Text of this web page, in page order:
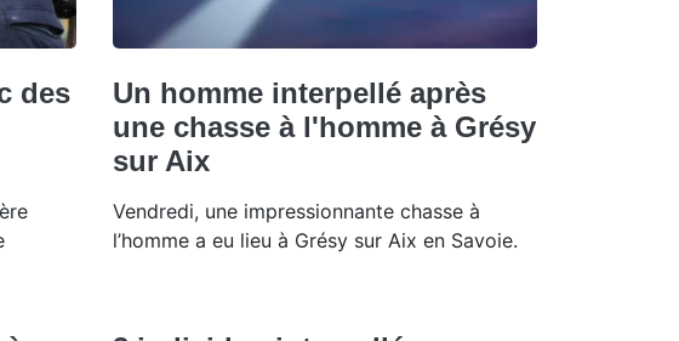
des
Un homme interpellé après
une chasse à l'homme à Grésy
sur Aix
Vendredi, une impressionnante chasse à
l’homme a eu lieu à Grésy sur Aix en Savoie.